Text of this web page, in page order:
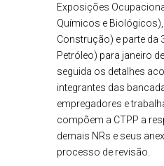
Exposições
Químicos e
Construção) e parte da
Petróleo) para janeiro
seguida os detalhes
integrantes das
empregadores e
compõem a CTPP a
demais NRs e seus
processo de revisão.